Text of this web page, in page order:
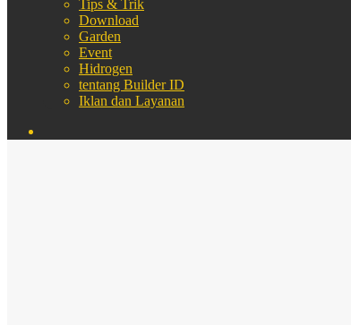
Tips & Trik
Download
Garden
Event
Hidrogen
tentang Builder ID
Iklan dan Layanan